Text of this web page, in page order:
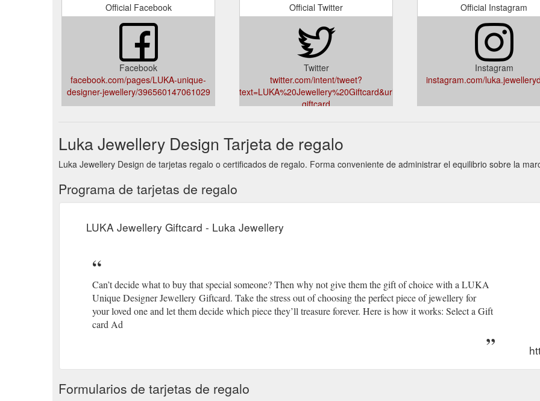
Official Facebook
Facebook
facebook.com/pages/LUKA-unique-
designer-jewellery/396560147061029
Official Twitter
Twitter
twitter.com/intent/tweet?
text=LUKA%20Jewellery%20Giftcard&url=luka.com.au/products/luka-
giftcard
Official Instagram
Instagram
instagram.com/
Luka Jewellery Design Tarjeta de regalo
Luka Jewellery Design de tarjetas regalo o certificados de regalo. Forma conveniente de administrar el equilibrio sobre la
Programa de tarjetas de regalo
LUKA Jewellery Giftcard - Luka Jewellery
Can’t decide what to buy that special someone? Then why not give them the gift of choice with a LUKA
Unique Designer Jewellery Giftcard. Take the stress out of choosing the perfect piece of jewellery for
your loved one and let them decide which piece they’ll treasure forever. Here is how it works: Select a Gift
card Ad
Formularios de tarjetas de regalo